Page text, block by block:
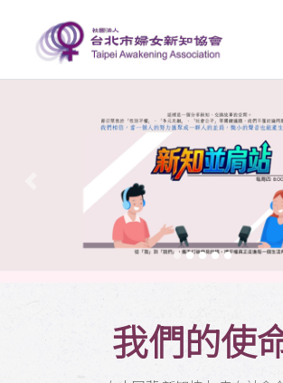
Previous
我們的使